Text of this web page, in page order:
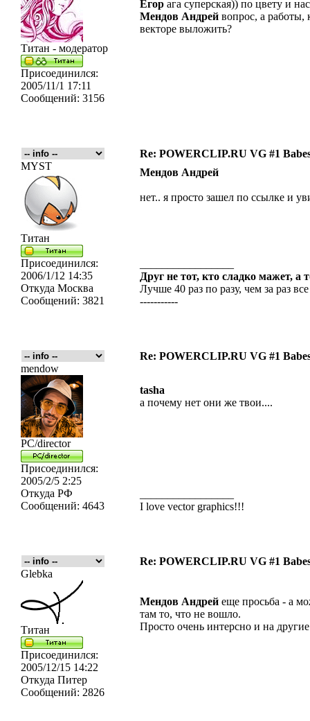
Титан - модератор
Присоединился:
2005/11/1 17:11
Сообщений: 3156
Егор ага суперская)) по цвету и
Мендов Андрей вопрос, а
векторе выложить?
Re: POWERCLIP.RU VG #1
MYST
Титан
Присоединился:
2006/1/12 14:35
Откуда Москва
Сообщений: 3821
Мендов Андрей
нет.. я просто зашел по ссылке и
Друг не тот, кто сладко мажет, а
Лучше 40 раз по разу, чем за раз
-----------
Re: POWERCLIP.RU VG #1
mendow
PC/director
Присоединился:
2005/2/5 2:25
Откуда РФ
Сообщений: 4643
tasha
а почему нет они же твои....
I love vector graphics!!!
Re: POWERCLIP.RU VG #1
Glebka
Титан
Присоединился:
2005/12/15 14:22
Откуда Питер
Сообщений: 2826
Мендов Андрей еще просьба - а
там то, что не вошло.
Просто очень интерсно и на